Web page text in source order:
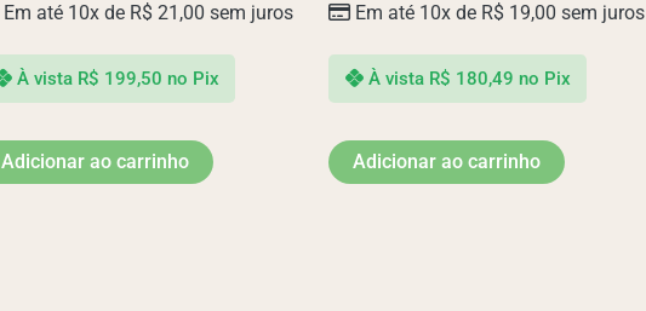
Em até 10x de R$ 21,00 sem juros
À vista R$ 199,50 no Pix
Adicionar ao carrinho
Em até 10x de R$ 19,00 sem juros
À vista R$ 180,49 no Pix
Adicionar ao carrinho